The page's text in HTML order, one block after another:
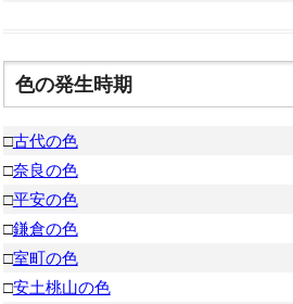
色の発生時期
□古代の色
□奈良の色
□平安の色
□鎌倉の色
□室町の色
□安土桃山の色